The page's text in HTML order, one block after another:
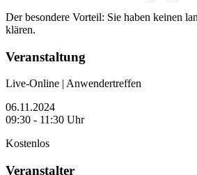
Der besondere Vorteil: Sie haben keinen
klären.
Veranstaltung
Live-Online | Anwendertreffen
06.11.2024
09:30 - 11:30 Uhr
Kostenlos
Veranstalter